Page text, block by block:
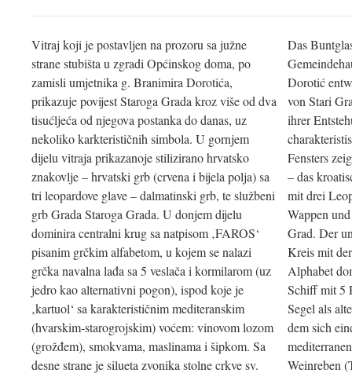
Vitraj koji je postavljen na prozoru sa južne
strane stubišta u zgradi Općinskog doma, po
zamisli umjetnika g. Branimira Dorotića,
prikazuje povijest Staroga Grada kroz više od dva
tisućljeća od njegova postanka do danas, uz
nekoliko karkterističnih simbola. U gornjem
dijelu vitraja prikazanoje stilizirano hrvatsko
znakovlje – hrvatski grb (crvena i bijela polja) sa
tri leopardove glave – dalmatinski grb, te službeni
grb Grada Staroga Grada. U donjem dijelu
dominira centralni krug sa natpisom ‚FAROS‘
pisanim grčkim alfabetom, u kojem se nalazi
grčka navalna lađa sa 5 veslača i kormilarom (uz
jedro kao alternativni pogon), ispod koje je
‚kartuol‘ sa karakterističnim mediteranskim
(hvarskim-starogrojskim) voćem: vinovom lozom
(grožđem), smokvama, maslinama i šipkom. Sa
desne strane je silueta zvonika stolne crkve sv.
Das
Dorotić
von Stari
ihrer
Fensters
– das
mit drei
Wappen
Grad. Der
Kreis mit
Alphabet
Schiff mit 5
Segel als
dem sich
Weinreben